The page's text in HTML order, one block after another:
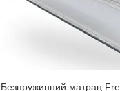
Безпружинний матрац